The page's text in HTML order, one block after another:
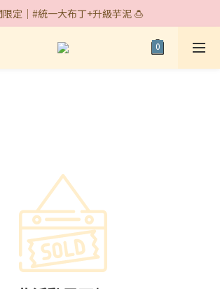
限定｜#統一大布丁+升級芋泥 🍮
限定｜#統一大布丁+升級芋泥 🍮
閃據點｜台中遠百 7/30~8/18🎉
定｜#統一大布丁+升級芋泥 🍮